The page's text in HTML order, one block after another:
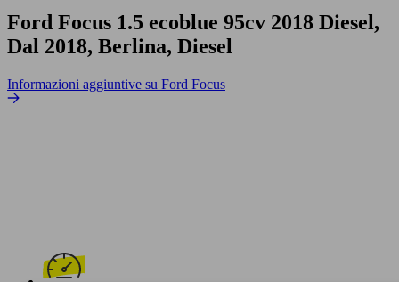
Ford Focus 1.5 ecoblue 95cv 2018 Diesel,
Dal 2018, Berlina, Diesel
Informazioni aggiuntive su Ford Focus